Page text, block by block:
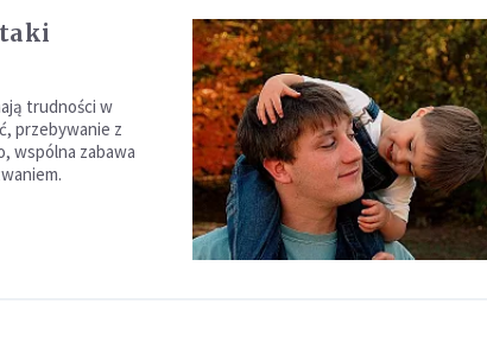
taki
trudności w
przebywanie z
wspólna zabawa